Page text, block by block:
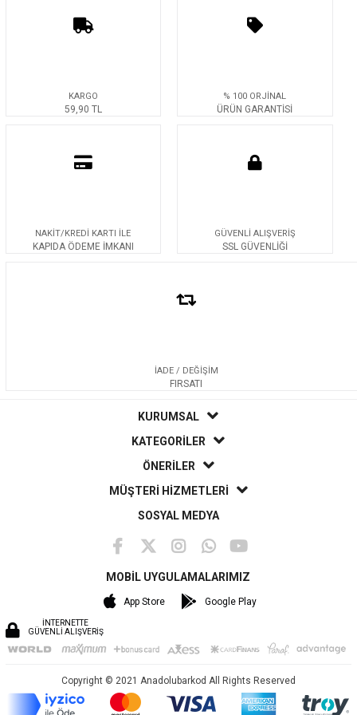
KARGO
59,90 TL
% 100 ORJİNAL
ÜRÜN GARANTİSİ
NAKİT/KREDİ KARTI İLE
KAPIDA ÖDEME İMKANI
GÜVENLİ ALIŞVERİŞ
SSL GÜVENLİĞİ
İADE / DEĞİŞİM
FIRSATI
KURUMSAL
KATEGORİLER
ÖNERİLER
MÜŞTERİ HİZMETLERİ
SOSYAL MEDYA
MOBİL UYGULAMALARIMIZ
App Store Google Play
İNTERNETTE
GÜVENLİ ALIŞVERİŞ
Copyright © 2021 Anadolubarkod All Rights Reserved